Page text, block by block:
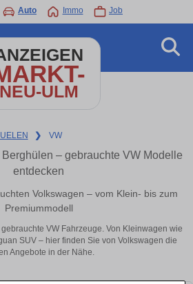
Auto Immo Job
NEU-ULM
❯ VW
– gebrauchte VW Modelle
entdecken
Volkswagen – vom Klein- bis zum
Premiummodell
VW Fahrzeuge. Von Kleinwagen wie
SUV – hier finden Sie von Volkswagen die
Angebote in der Nähe.